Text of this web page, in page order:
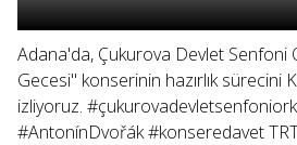
Adana'da, Çukurova Devlet Senfoni
Gecesi" konserinin hazırlık sürecini
izliyoruz.
#AntonínDvořák #konseredavet